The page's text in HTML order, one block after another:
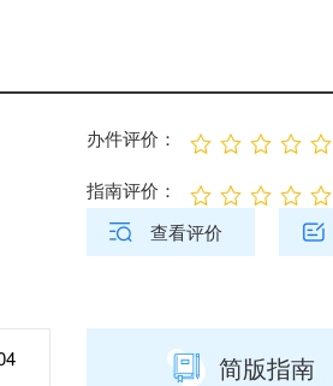
办件评价：
指南评价：
查看评价
简版指南